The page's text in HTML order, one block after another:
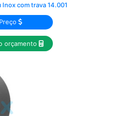
com trava 14.001
orçamento